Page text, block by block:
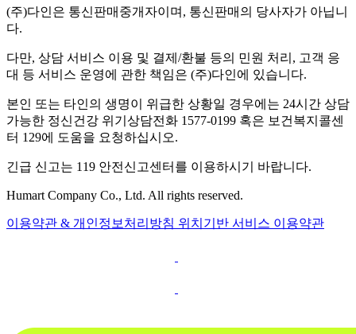
(주)다인은 통신판매중개자이며, 통신판매의 당사자가 아닙니
다.
다만, 상담 서비스 이용 및 결제/환불 등의 민원 처리, 고객 응
대 등 서비스 운영에 관한 책임은 (주)다인에 있습니다.
본인 또는 타인의 생명이 위급한 상황일 경우에는 24시간 상담
가능한 정신건강 위기상담전화 1577-0199 혹은 보건복지콜센
터 129에 도움을 요청하십시오.
긴급 신고는 119 안전신고센터를 이용하시기 바랍니다.
Humart Company Co., Ltd. All rights reserved.
이용약관 & 개인정보처리방침 위치기반 서비스 이용약관